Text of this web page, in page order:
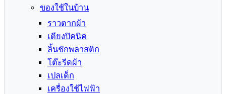
ของใช้ในบ้าน
ราวตากผ้า
เตียงปิคนิค
ลิ้นชักพลาสติก
โต๊ะรีดผ้า
เปลเด็ก
เครื่องใช้ไฟฟ้า